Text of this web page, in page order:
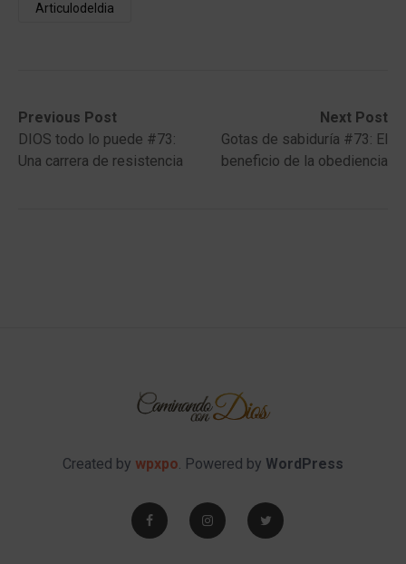
Articulodeldia
Post
navigation
Previous Post
Previous
post:DIOS todo lo puede #73:
Una carrera de resistencia
Next Post
Next
post:
Gotas de sabiduría #73: El
beneficio de la obediencia
Created by wpxpo. Powered by WordPress